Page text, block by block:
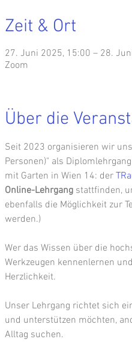
Zeit & Ort
27. Juni 2025, 15:00 – 28.
Zoom
Über die
Seit 2023 organisieren wir
Personen)" als
mit Garten in Wien 14: der
Online-Lehrgang stattfinden,
ebenfalls die Möglichkeit zur
werden.)
Wer das Wissen über die
Werkzeugen kennenlernen
Herzlichkeit.
Unser Lehrgang richtet sich
und unterstützen möchten,
Alltag suchen.